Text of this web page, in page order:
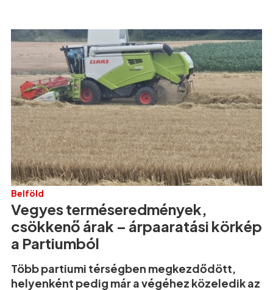
Belföld
Vegyes terméseredmények,
csökkenő árak – árpaaratási körkép
a Partiumból
Több partiumi térségben megkezdődött,
helyenként pedig már a végéhez közeledik az